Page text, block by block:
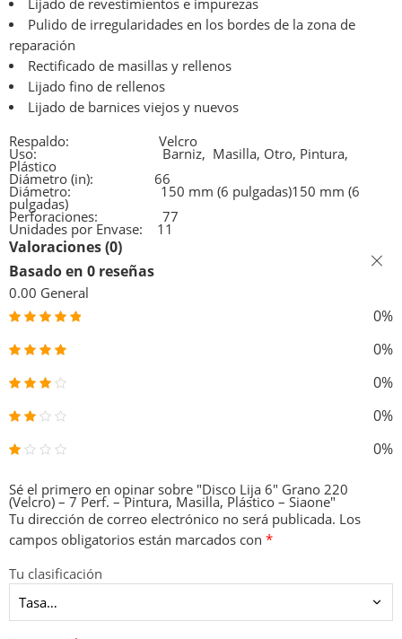
Lijado de revestimientos e impurezas
Pulido de irregularidades en los bordes de la zona de
reparación
Rectificado de masillas y rellenos
Lijado fino de rellenos
Lijado de barnices viejos y nuevos
Respaldo: Velcro
Uso: Barniz, Masilla, Otro, Pintura,
Plástico
Diámetro (in): 66
Diámetro: 150 mm (6 pulgadas)150 mm (6
pulgadas)
Perforaciones: 77
Unidades por Envase: 1 1
Valoraciones (0)
Basado en 0 reseñas
0.00 General
0%
0%
0%
0%
0%
Sé el primero en opinar sobre "Disco Lija 6″ Grano 220
(Velcro) – 7 Perf. – Pintura, Masilla, Plástico – Siaone"
Tu dirección de correo electrónico no será publicada. Los
campos obligatorios están marcados con *
Tu clasificación